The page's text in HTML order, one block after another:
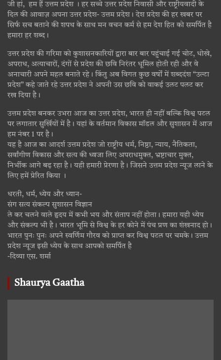
जी हां, हम हैं उत्तम प्रदेश । हर सच्चे उत्तर प्रदेश निवासी और राष्ट्रीयवादी के
दिल की आवाज़ अपना उत्तर प्रदेश- उत्तम प्रदेश। देश प्रदेश की हर खबर पर
सिर्फ सच बताने की शपथ के साथ मन वचन कर्म से हम देश हित को समर्पित है
हमारा हर शब्द।
उत्तर प्रदेश की गरिमा को कुशासनकारियों द्वारा बार बार पहुंचाई गई चोट, धोखे,
अपराध, अत्याचारों, दंगों से प्रदेश की छवि निरंतर धूमिल होती रही और वे
अनाचारी अपने महल बनाते रहे। किंतु अब विगत कुछ वर्षों में शब्ददंश “उल्टा
प्रदेश” कहे जाते रहे उत्तर प्रदेश ने अपनी उस छवि को वाकई उलट पलट कर
रख दिया है।
उत्तम प्रदेश बनकर उभरा आज का उत्तर प्रदेश, भारत ही नहीं बल्कि विश्व पटल
पर लगातार सुर्खियों में है। यहां के वर्तमान विकास मॉडल और सुशासन में आज
हम नंबर 1 पर है।
यह है आज का आदर्श उत्तम प्रदेश जो राष्ट्रीय धर्म, निष्ठा, न्याय, नैतिकता,
सर्वांगीण विकास और सत्य की ध्वजा लिए अपराधमुक्त, भ्रष्टाचार मुक्त,
निर्भीक आगे बढ़ रहा है। यही हमारी प्रेरणा है। जिसने उत्तम प्रदेश न्यूज लाने के
लिए हमें प्रेरित किया ।
धरती, धर्म, ध्येय और ध्यान-
संग सत्य संकल्प सुशासन विज्ञान
ले कर चलने वाले हृदय में कभी भय और संताप नहीं होता। हमारा यही ध्येय
और संकल्प भी है। भारत भूमि से विश्व के हर कोने में पंच प्रण का शंखनाद हो।
भारत पुनः पुनः अपने स्वर्णिम गौरव को प्राप्त कर विश्व पटल पर चमके। उत्तम
प्रदेश न्यूज इसी ध्येय के साथ आपको समर्पित है
-दिव्या एस. शर्मा
Shaurya Gaatha